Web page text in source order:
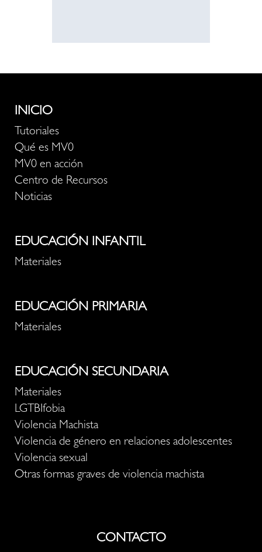
INICIO
Tutoriales
Qué es MV0
MV0 en acción
Centro de Recursos
Noticias
EDUCACIÓN INFANTIL
Materiales
EDUCACIÓN PRIMARIA
Materiales
EDUCACIÓN SECUNDARIA
Materiales
LGTBIfobia
Violencia Machista
Violencia de género en relaciones adolescentes
Violencia sexual
Otras formas graves de violencia machista
CONTACTO